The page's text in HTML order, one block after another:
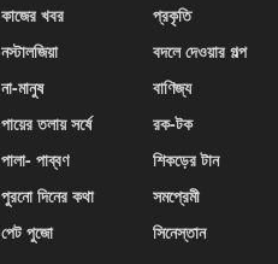
কাজের খবর
নস্টালজিয়া
না-মানুষ
পায়ের তলায় সর্ষে
পালা- পাব্বণ
পুরনো দিনের কথা
পেট পুজো
প্রকৃতি
বদলে দেওয়ার গল্প
বাণিজ্য
রক-টক
শিকড়ের টান
সমপ্রেমী
সিনেস্তান